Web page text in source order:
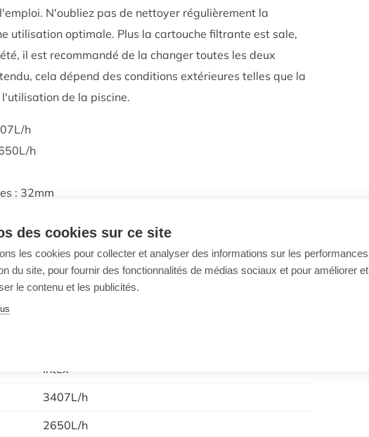
N'oubliez pas de nettoyer régulièrement la
utilisation optimale. Plus la cartouche filtrante est sale,
il est recommandé de la changer toutes les deux
cela dépend des conditions extérieures telles que la
de la piscine.
h
h
: 32mm
: 99W
: 17m³
conforme à la législation belge.
Intex
3407L/h
2650L/h
des cookies sur ce site
les cookies pour collecter et analyser des informations sur les performances
du site, pour fournir des fonctionnalités de médias sociaux et pour améliorer et
le contenu et les publicités.